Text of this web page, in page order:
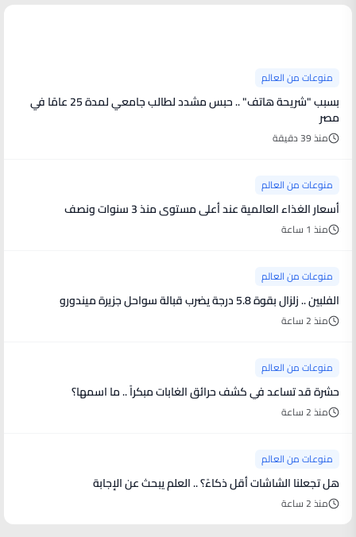
منوعات من العالم
بسبب "شريحة هاتف" .. حبس مشدد لطالب جامعي لمدة 25 عامًا في
مصر
منذ 39 دقيقة
منوعات من العالم
أسعار الغذاء العالمية عند أعلى مستوى منذ 3 سنوات ونصف
منذ 1 ساعة
منوعات من العالم
الفلبين .. زلزال بقوة 5.8 درجة يضرب قبالة سواحل جزيرة ميندورو
منذ 2 ساعة
منوعات من العالم
حشرة قد تساعد في كشف حرائق الغابات مبكراً .. ما اسمها؟
منذ 2 ساعة
منوعات من العالم
هل تجعلنا الشاشات أقل ذكاءً؟ .. العلم يبحث عن الإجابة
منذ 2 ساعة